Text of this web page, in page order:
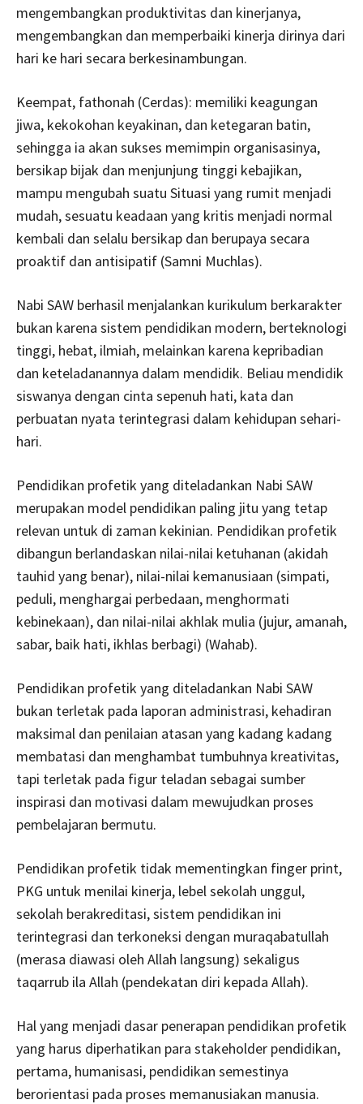
mengembangkan produktivitas dan kinerjanya,
mengembangkan dan memperbaiki kinerja dirinya dari
hari ke hari secara berkesinambungan.
Keempat, fathonah (Cerdas): memiliki keagungan
jiwa, kekokohan keyakinan, dan ketegaran batin,
sehingga ia akan sukses memimpin organisasinya,
bersikap bijak dan menjunjung tinggi kebajikan,
mampu mengubah suatu Situasi yang rumit menjadi
mudah, sesuatu keadaan yang kritis menjadi normal
kembali dan selalu bersikap dan berupaya secara
proaktif dan antisipatif (Samni Muchlas).
Nabi SAW berhasil menjalankan kurikulum berkarakter
bukan karena sistem pendidikan modern, berteknologi
tinggi, hebat, ilmiah, melainkan karena kepribadian
dan keteladanannya dalam mendidik. Beliau mendidik
siswanya dengan cinta sepenuh hati, kata dan
perbuatan nyata terintegrasi dalam kehidupan sehari-
hari.
Pendidikan profetik yang diteladankan Nabi SAW
merupakan model pendidikan paling jitu yang tetap
relevan untuk di zaman kekinian. Pendidikan profetik
dibangun berlandaskan nilai-nilai ketuhanan (akidah
tauhid yang benar), nilai-nilai kemanusiaan (simpati,
peduli, menghargai perbedaan, menghormati
kebinekaan), dan nilai-nilai akhlak mulia (jujur, amanah,
sabar, baik hati, ikhlas berbagi) (Wahab).
Pendidikan profetik yang diteladankan Nabi SAW
bukan terletak pada laporan administrasi, kehadiran
maksimal dan penilaian atasan yang kadang kadang
membatasi dan menghambat tumbuhnya kreativitas,
tapi terletak pada figur teladan sebagai sumber
inspirasi dan motivasi dalam mewujudkan proses
pembelajaran bermutu.
Pendidikan profetik tidak mementingkan finger print,
PKG untuk menilai kinerja, lebel sekolah unggul,
sekolah berakreditasi, sistem pendidikan ini
terintegrasi dan terkoneksi dengan muraqabatullah
(merasa diawasi oleh Allah langsung) sekaligus
taqarrub ila Allah (pendekatan diri kepada Allah).
Hal yang menjadi dasar penerapan pendidikan profetik
yang harus diperhatikan para stakeholder pendidikan,
pertama, humanisasi, pendidikan semestinya
berorientasi pada proses memanusiakan manusia.